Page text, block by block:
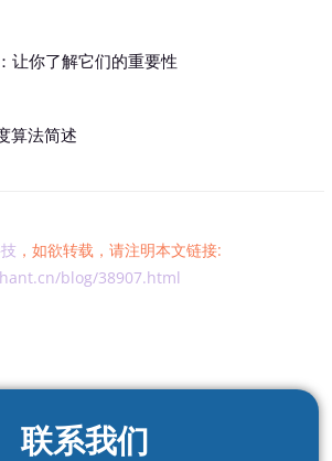
让你了解它们的重要性
算法简述
，如欲转载，请注明本文链接:
blog/38907.html
联系我们